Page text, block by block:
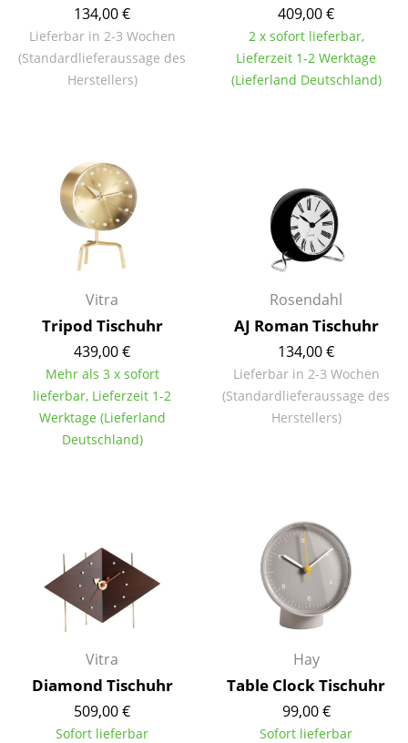
Hängeleuchten & Deckenleuchten
Tischleuchten
Bodenleuchten
Wandleuchten
Outdoor-Leuchten
... alle Leuchten
Betten
Doppelbetten
Einzelbetten
Nachttische & Bettzubehör
... alle Betten
Accessoires
Spiegel
Figuren & Miniaturen
134,00 €
Lieferbar in 2-3 Wochen
(Standardlieferaussage des
Herstellers)
409,00 €
2 x sofort lieferbar,
Lieferzeit 1-2 Werktage
(Lieferland Deutschland)
Vitra
Tripod Tischuhr
439,00 €
Mehr als 3 x sofort
lieferbar, Lieferzeit 1-2
Werktage (Lieferland
Deutschland)
Rosendahl
AJ Roman Tischuhr
134,00 €
Lieferbar in 2-3 Wochen
(Standardlieferaussage des
Herstellers)
Vitra
Diamond Tischuhr
509,00 €
Sofort lieferbar
Hay
Table Clock Tischuhr
99,00 €
Sofort lieferbar